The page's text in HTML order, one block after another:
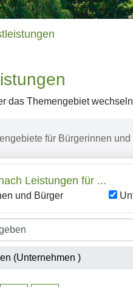
das Themengebiet
für Bürgerinnen und
Leistungen für ...
und Bürger